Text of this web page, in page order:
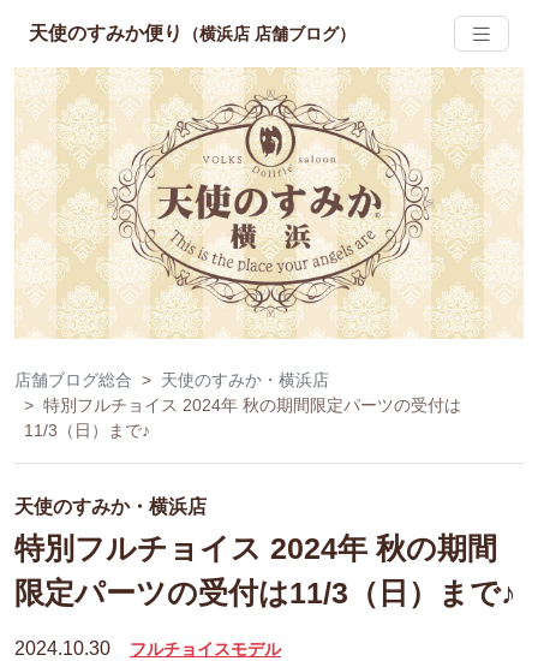
天使のすみか便り （横浜店 店舗ブログ）
店舗ブログ総合
天使のすみか・横浜店
特別フルチョイス 2024年 秋の期間限定パーツの受付は
11/3（日）まで♪
天使のすみか・横浜店
特別フルチョイス 2024年 秋の期間
限定パーツの受付は11/3（日）まで♪
2024.10.30 フルチョイスモデル